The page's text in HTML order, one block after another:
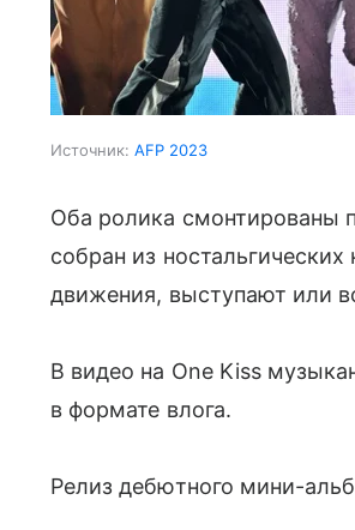
Источник: AFP 2023
Оба ролика смонтированы
собран из
движения, выступают или
В видео на One Kiss
в формате влога.
Релиз дебютного мини-